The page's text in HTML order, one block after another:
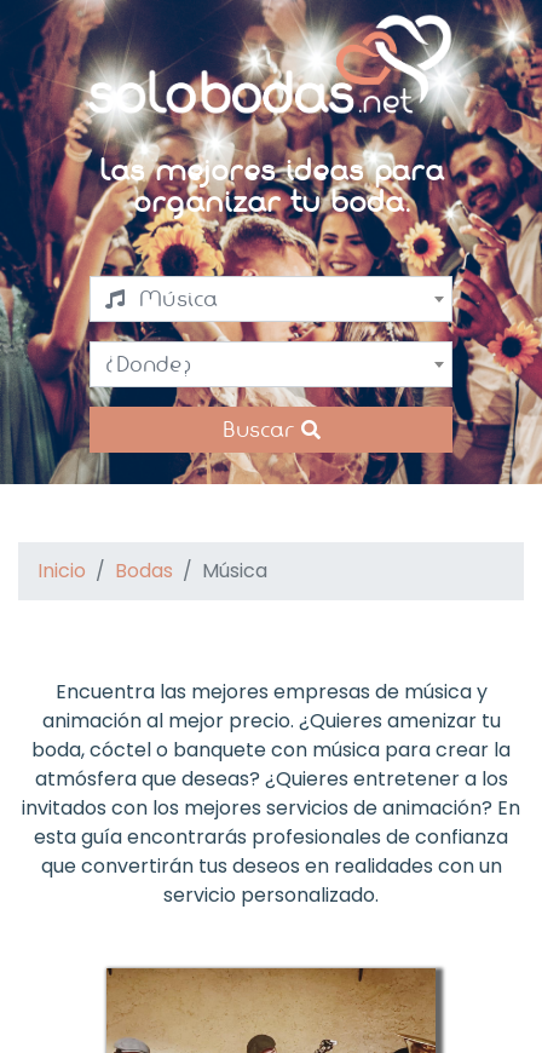
Las mejores ideas para
organizar tu boda.
Música
¿Donde?
Buscar
Inicio Bodas Música
Encuentra las mejores empresas de música y
animación al mejor precio. ¿Quieres amenizar tu
boda, cóctel o banquete con música para crear la
atmósfera que deseas? ¿Quieres entretener a los
invitados con los mejores servicios de animación? En
esta guía encontrarás profesionales de confianza
que convertirán tus deseos en realidades con un
servicio personalizado.